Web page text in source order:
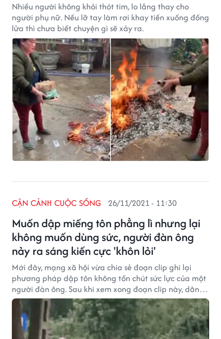
Nhiều người không khỏi thót tim, lo lắng thay cho
người phụ nữ. Nếu lỡ tay làm rơi khay tiền xuống đống
lửa thì chưa biết chuyện gì sẽ xảy ra.
Muốn dập miếng tôn phẳng lì nhưng lại
không muốn dùng sức, người đàn ông
nảy ra sáng kiến cực 'khôn lỏi'
CẬN CẢNH CUỘC SỐNG 26/11/2021 - 11:30
Mới đây, mạng xã hội vừa chia sẻ đoạn clip ghi lại
phương pháp dập tôn không tốn chút sức lực của một
người đàn ông. Sau khi xem xong đoạn clip này, dân
mạng cũng không khỏi tranh cãi về hành động của
người đàn ông.